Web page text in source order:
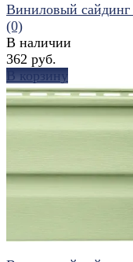
Виниловый сайдинг
(0)
В наличии
362 руб.
В корзину